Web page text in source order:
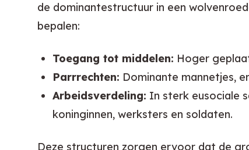
de dominantestructuur in een
bepalen:
Toegang tot middelen: Hoger
Parrrechten: Dominante mannetjes,
Arbeidsverdeling: In sterk eusociale
koninginnen, werksters en soldaten.
Deze structuren zorgen ervoor dat de